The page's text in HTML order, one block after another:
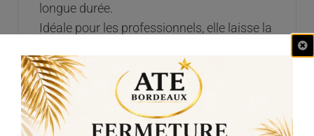
longue durée.
Idéale pour les professionnels, elle laisse la
procurant une expérience de bien-être
absolu.
PAO : 18 M